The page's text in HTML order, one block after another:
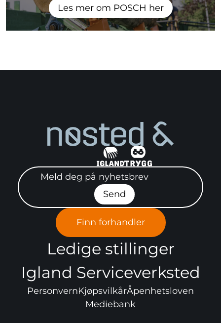
Les mer om POSCH her
Meld deg på nyhetsbrev"
Send
Finn forhandler
Ledige stillinger
Igland Serviceverksted
PersonvernKjøpsvilkårÅpenhetsloven
Mediebank